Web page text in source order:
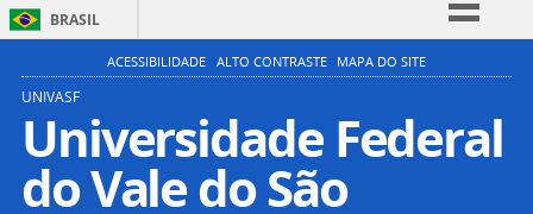
BRASIL
Simplifique!
Participe
Acesso à informação
Legislação
ACESSIBILIDADE ALTO CONTRASTE MAPA DO SITE
UNIVASF
Universidade Federal
do Vale do São